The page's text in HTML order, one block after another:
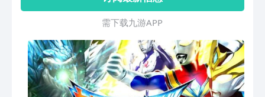
需 下 载 九 游 A P P